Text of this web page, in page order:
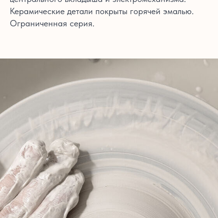
Керамические детали покрыты горячей эмалью.
Ограниченная серия.